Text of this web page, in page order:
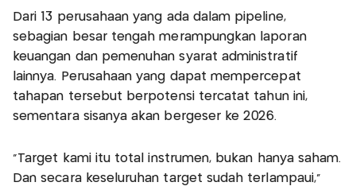
Dari 13 perusahaan yang ada dalam pipeline,
sebagian besar tengah merampungkan laporan
keuangan dan pemenuhan syarat administratif
lainnya. Perusahaan yang dapat mempercepat
tahapan tersebut berpotensi tercatat tahun ini,
sementara sisanya akan bergeser ke 2026.
“Target kami itu total instrumen, bukan hanya saham.
Dan secara keseluruhan target sudah terlampaui,”